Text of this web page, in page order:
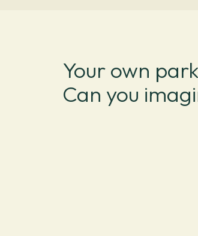
Your own
Can you